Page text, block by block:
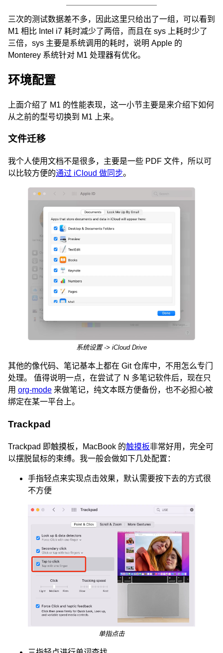
三次的测试数据差不多，因此这里只给出了一组，可以看到
M1 相比 Intel i7 耗时减少了两倍，而且在 sys 上耗时少了
三倍，sys 主要是系统调用的耗时，说明 Apple 的
Monterey 系统针对 M1 处理器有优化。
环境配置
上面介绍了 M1 的性能表现，这一小节主要是来介绍下如何
从之前的型号切换到 M1 上来。
文件迁移
我个人使用文档不是很多，主要是一些 PDF 文件，所以可
以比较方便的通过 iCloud 做同步。
系统设置 -> iCloud Drive
其他的像代码、笔记基本上都在 Git 仓库中，不用怎么专门
处理。 值得说明一点，在尝试了 N 多笔记软件后，现在只
用 org-mode 来做笔记，纯文本既方便备份，也不必担心被
绑定在某一平台上。
Trackpad
Trackpad 即触摸板，MacBook 的触摸板非常好用，完全可
以摆脱鼠标的束缚。我一般会做如下几处配置：
手指轻点来实现点击效果，默认需要按下去的方式很
不方便
单指点击